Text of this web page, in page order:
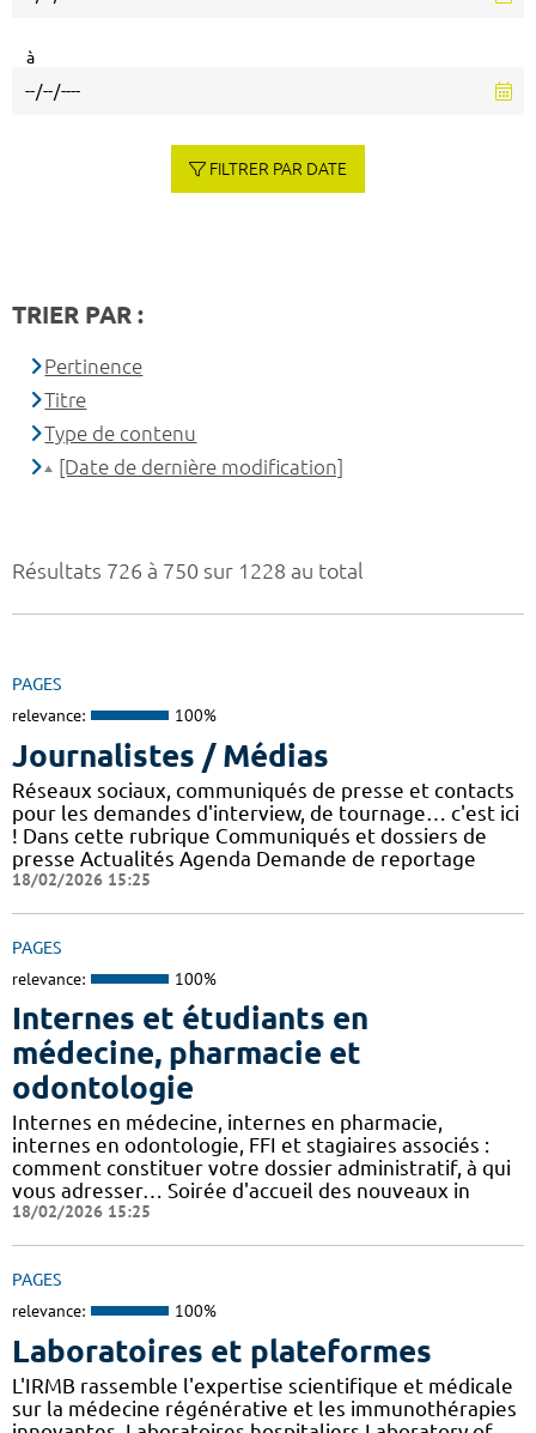
Résultats 726 à 750 sur 1228 au total
PAGES
relevance: 100%
Journalistes / Médias
Réseaux sociaux, communiqués de presse et contacts
pour les demandes d'interview, de tournage… c'est ici
! Dans cette rubrique Communiqués et dossiers de
presse Actualités Agenda Demande de reportage
18/02/2026 15:25
PAGES
relevance: 100%
Internes et étudiants en
médecine, pharmacie et
odontologie
Internes en médecine, internes en pharmacie,
internes en odontologie, FFI et stagiaires associés :
comment constituer votre dossier administratif, à qui
vous adresser… Soirée d'accueil des nouveaux in
18/02/2026 15:25
PAGES
relevance: 100%
Laboratoires et plateformes
L'IRMB rassemble l'expertise scientifique et médicale
sur la médecine régénérative et les immunothérapies
à
FILTRER PAR DATE
TRIER PAR :
Pertinence
Titre
Type de contenu
[Date de dernière modification]